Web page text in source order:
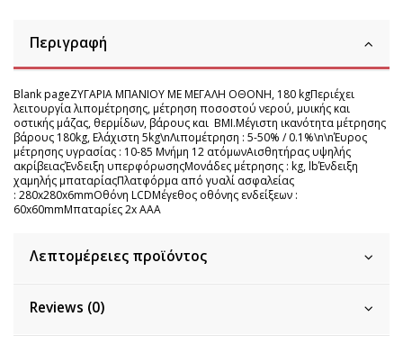
Περιγραφή
Blank pageΖΥΓΑΡΙΑ ΜΠΑΝΙΟΥ ΜΕ ΜΕΓΑΛΗ ΟΘΟΝΗ, 180 kgΠεριέχει
λειτουργία λιπομέτρησης, μέτρηση ποσοστού νερού, μυικής και
οστικής μάζας, θερμίδων, βάρους και BMI.Μέγιστη ικανότητα μέτρησης
βάρους 180kg, Eλάχιστη 5kg\nΛιπομέτρηση : 5-50% / 0.1%\n\nΈυρος
μέτρησης υγρασίας : 10-85 Μνήμη 12 ατόμωνΑισθητήρας υψηλής
ακρίβειαςΈνδειξη υπερφόρωσηςΜονάδες μέτρησης : kg, lbΈνδειξη
χαμηλής μπαταρίαςΠλατφόρμα από γυαλί ασφαλείας
: 280x280x6mmΟθόνη LCDΜέγεθος οθόνης ενδείξεων :
60x60mmΜπαταρίες 2x AAA
Λεπτομέρειες προϊόντος
Reviews (0)